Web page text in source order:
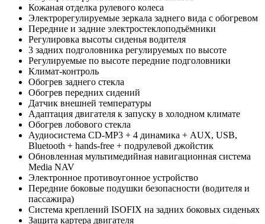
Кожаная отделка рулевого колеса
Электрорегулируемые зеркала заднего вида с обогревом
Передние и задние электростеклоподъёмники
Регулировка высоты сиденья водителя
3 задних подголовника регулируемых по высоте
Регулируемые по высоте передние подголовники
Климат-контроль
Обогрев заднего стекла
Обогрев передних сидений
Датчик внешней температуры
Адаптация двигателя к запуску в холодном климате
Обогрев лобового стекла
Аудиосистема CD-MP3 + 4 динамика + AUX, USB,
Bluetooth + hands-free + подрулевой джойстик
Обновленная мультимедийная навигационная система
Media NAV
Электронное противоугонное устройство
Передние боковые подушки безопасности (водителя и
пассажира)
Система креплений ISOFIX на задних боковых сиденьях
Защита картера двигателя